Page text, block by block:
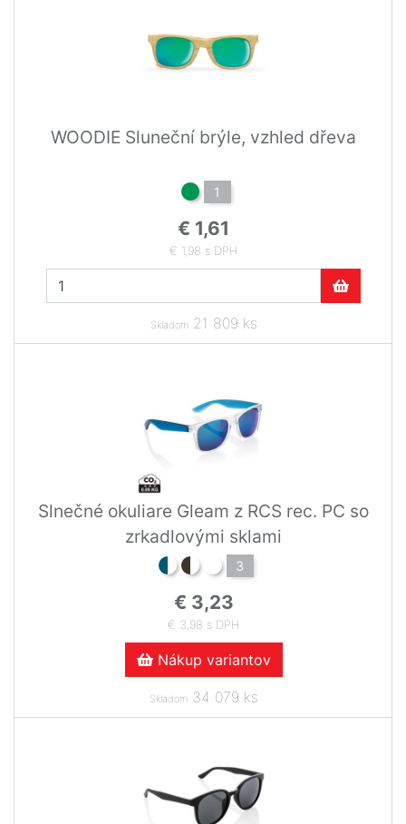
WOODIE Sluneční brýle, vzhled dřeva
1
€ 1,61
€ 1,98 s DPH
Skladom21 809 ks
Slnečné okuliare Gleam z RCS rec. PC so
zrkadlovými sklami
3
€ 3,23
€ 3,98 s DPH
Nákup variantov
Skladom34 079 ks